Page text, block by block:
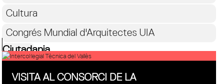
Cultura
Congrés Mundial d'Arquitectes UIA
Ciutadania
VISITA AL CONSORCI DE LA